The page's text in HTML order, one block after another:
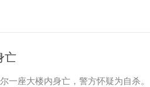
亡
座大楼内身亡，警方怀疑为自杀。